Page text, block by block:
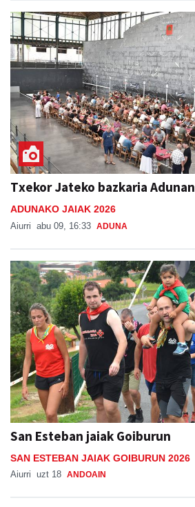
Txekor Jateko bazkaria Adunan
ADUNAKO JAIAK 2026
Aiurri abu 09, 16:33 ADUNA
San Esteban jaiak Goiburun
SAN ESTEBAN JAIAK GOIBURUN 2026
Aiurri uzt 18 ANDOAIN